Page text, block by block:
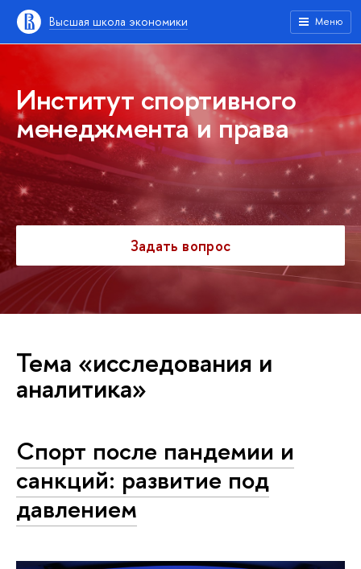
Высшая школа экономики Меню
Институт спортивного
менеджмента и права
Задать вопрос
Тема «исследования и
аналитика»
Спорт после пандемии и
санкций: развитие под
давлением